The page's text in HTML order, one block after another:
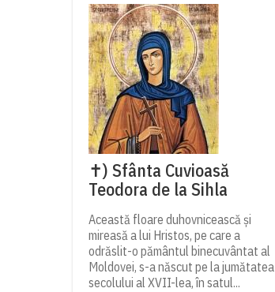
✝) Sfânta Cuvioasă
Teodora de la Sihla
Această floare duhovnicească și
mireasă a lui Hristos, pe care a
odrăslit-o pământul binecuvântat al
Moldovei, s-a născut pe la jumătatea
secolului al XVII-lea, în satul...